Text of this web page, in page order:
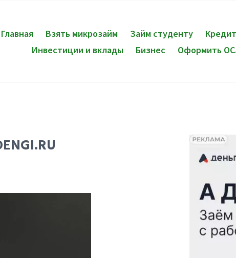
Главная Взять микрозайм Займ студенту
Инвестиции и вклады
Бизнес Оформить